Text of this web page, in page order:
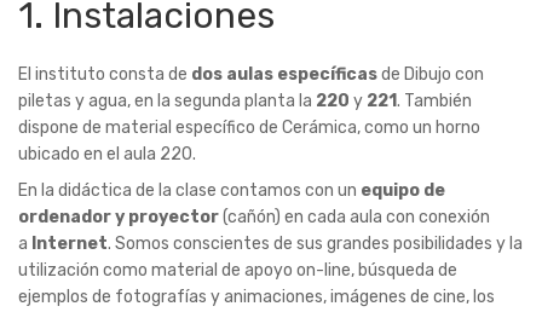
1. Instalaciones
El instituto consta de dos aulas específicasde Dibujo con
piletas y agua, en la segunda planta la 220 y 221. También
dispone de material específico de Cerámica, como un horno
ubicado en el aula 220.
En la didáctica de la clase contamos con un equipo de
ordenador y proyector(cañón) en cada aula con conexión
a Internet. Somos conscientes de sus grandes posibilidades y la
utilización como material de apoyo on-line, búsqueda de
ejemplos de fotografías y animaciones, imágenes de cine, los